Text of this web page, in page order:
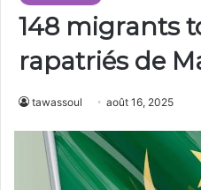
148 migrants
rapatriés de
tawassoul août 16, 2025